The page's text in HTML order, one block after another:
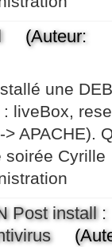
(Auteur:
une
liveBox,
> APACHE).
soirée Cyrille
Post install :